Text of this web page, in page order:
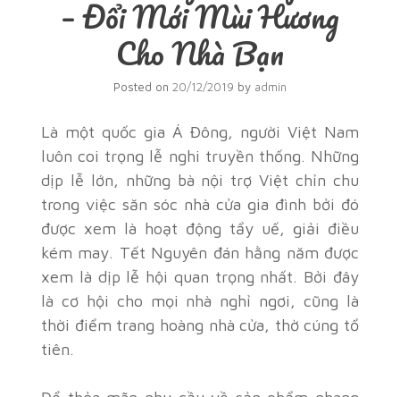
– Đổi Mới Mùi Hương
Cho Nhà Bạn
Posted on 20/12/2019 by admin
Là một quốc gia Á Đông, người Việt Nam
luôn coi trọng lễ nghi truyền thống. Những
dịp lễ lớn, những bà nội trợ Việt chỉn chu
trong việc săn sóc nhà cửa gia đình bởi đó
được xem là hoạt động tẩy uế, giải điều
kém may. Tết Nguyên đán hằng năm được
xem là dịp lễ hội quan trọng nhất. Bởi đây
là cơ hội cho mọi nhà nghỉ ngơi, cũng là
thời điểm trang hoàng nhà cửa, thờ cúng tổ
tiên.